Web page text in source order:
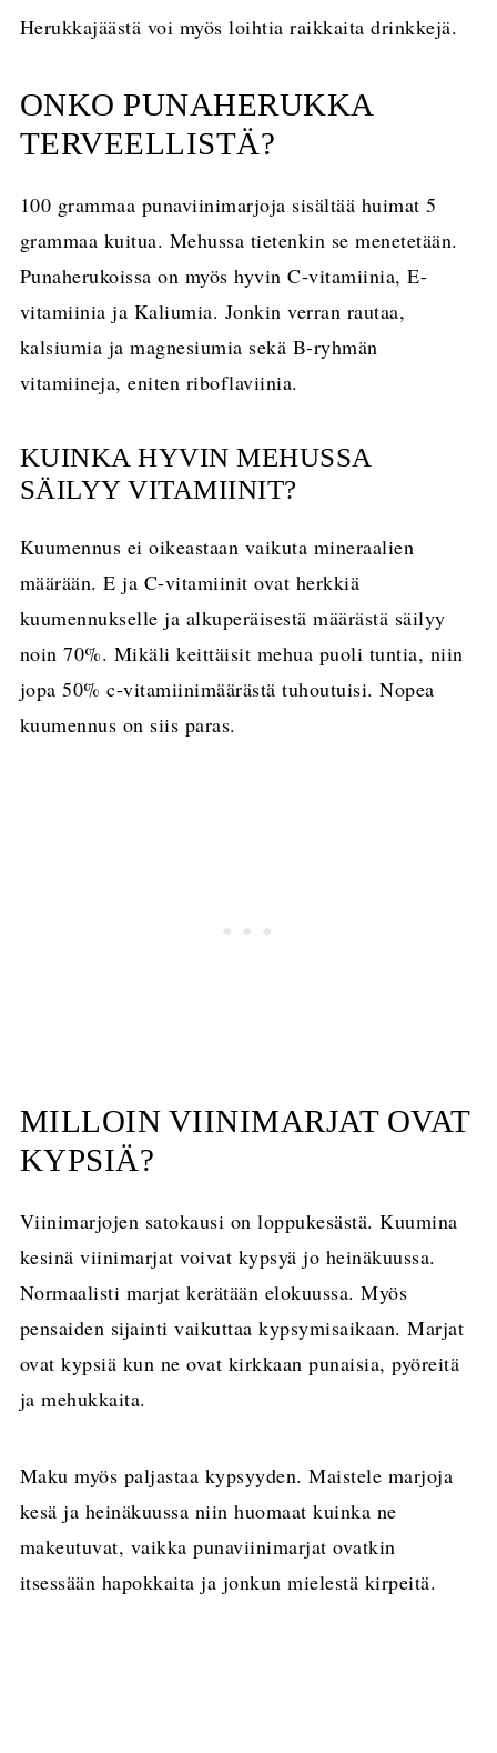
Herukkajäästä voi myös loihtia raikkaita drinkkejä.
ONKO PUNAHERUKKA
TERVEELLISTÄ?
100 grammaa punaviinimarjoja sisältää huimat 5
grammaa kuitua. Mehussa tietenkin se menetetään.
Punaherukoissa on myös hyvin C-vitamiinia, E-
vitamiinia ja Kaliumia. Jonkin verran rautaa,
kalsiumia ja magnesiumia sekä B-ryhmän
vitamiineja, eniten riboflaviinia.
KUINKA HYVIN MEHUSSA
SÄILYY VITAMIINIT?
Kuumennus ei oikeastaan vaikuta mineraalien
määrään. E ja C-vitamiinit ovat herkkiä
kuumennukselle ja alkuperäisestä määrästä säilyy
noin 70%. Mikäli keittäisit mehua puoli tuntia, niin
jopa 50% c-vitamiinimäärästä tuhoutuisi. Nopea
kuumennus on siis paras.
MILLOIN VIINIMARJAT OVAT
KYPSIÄ?
Viinimarjojen satokausi on loppukesästä. Kuumina
kesinä viinimarjat voivat kypsyä jo heinäkuussa.
Normaalisti marjat kerätään elokuussa. Myös
pensaiden sijainti vaikuttaa kypsymisaikaan. Marjat
ovat kypsiä kun ne ovat kirkkaan punaisia, pyöreitä
ja mehukkaita.
Maku myös paljastaa kypsyyden. Maistele marjoja
kesä ja heinäkuussa niin huomaat kuinka ne
makeutuvat, vaikka punaviinimarjat ovatkin
itsessään hapokkaita ja jonkun mielestä kirpeitä.